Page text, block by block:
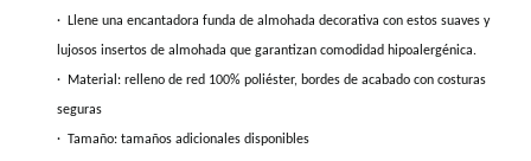
· Llene una encantadora funda de almohada decorativa con estos suaves y
lujosos insertos de almohada que garantizan comodidad hipoalergénica.
· Material: relleno de red 100% poliéster, bordes de acabado con costuras
seguras
· Tamaño: tamaños adicionales disponibles